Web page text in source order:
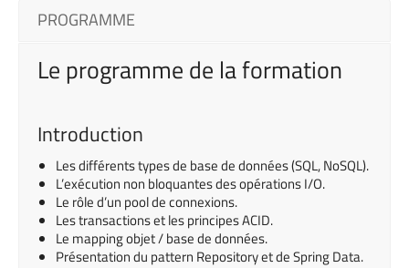
PROGRAMME
Le programme de la formation
Introduction
Les différents types de base de données (SQL, NoSQL).
L’exécution non bloquantes des opérations I/O.
Le rôle d’un pool de connexions.
Les transactions et les principes ACID.
Le mapping objet / base de données.
Présentation du pattern Repository et de Spring Data.